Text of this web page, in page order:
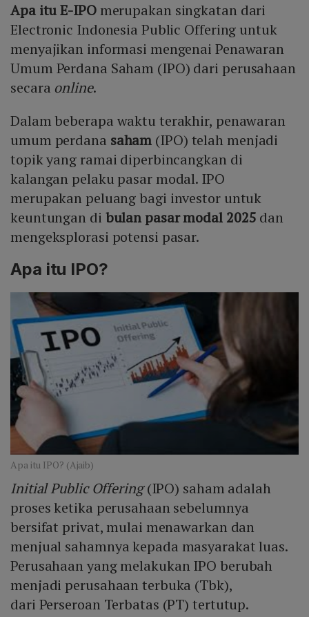
Apa itu E-IPOmerupakan singkatan dari
Electronic Indonesia Public Offering untuk
menyajikan informasi mengenai Penawaran
Umum Perdana Saham (IPO) dari perusahaan
secara online.
Dalam beberapa waktu terakhir, penawaran
umum perdana saham (IPO) telah menjadi
topik yang ramai diperbincangkan di
kalangan pelaku pasar modal. IPO
merupakan peluang bagi investor untuk
keuntungan di bulan pasar modal 2025 dan
mengeksplorasi potensi pasar.
Apa itu IPO?
Apa itu IPO? (Ajaib)
Initial Public Offering(IPO) saham adalah
proses ketika perusahaan sebelumnya
bersifat privat, mulai menawarkan dan
menjual sahamnya kepada masyarakat luas.
Perusahaan yang melakukan IPO berubah
menjadi perusahaan terbuka (Tbk),
dari Perseroan Terbatas (PT) tertutup.